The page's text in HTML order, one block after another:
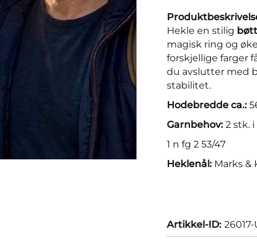
Hekle en stilig
magisk ring og
forskjellige farger
du avslutter med
stabilitet.
Hodebredde ca.:
Garnbehov: 2 stk. i
1 n fg 2 53/47
Heklenål: Marks
Artikkel-ID: 26017-